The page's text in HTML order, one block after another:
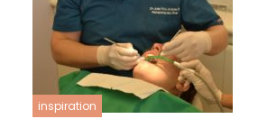
inspiration